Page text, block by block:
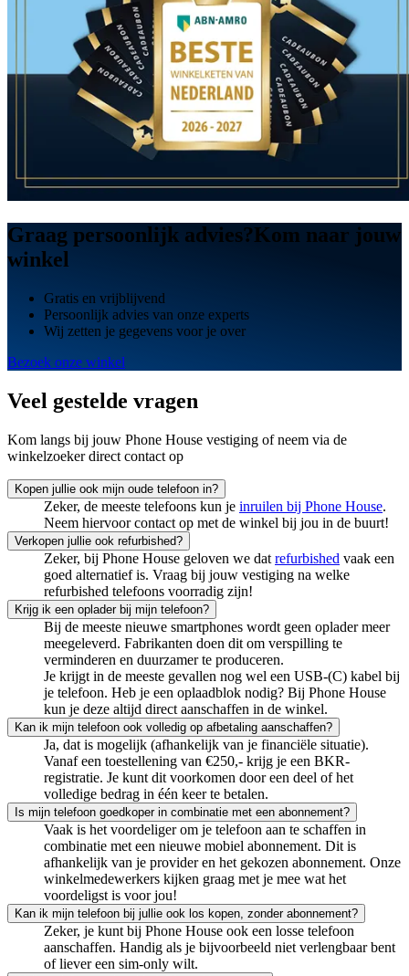
Graag persoonlijk advies?Kom naar jouw
winkel
Gratis en vrijblijvend
Persoonlijk advies van onze experts
Wij zetten je gegevens voor je over
Bezoek onze winkel
Veel gestelde vragen
Kom langs bij jouw Phone House vestiging of neem via de
winkelzoeker direct contact op
Kopen jullie ook mijn oude telefoon in?
Zeker, de meeste telefoons kun je inruilen bij Phone House.
Neem hiervoor contact op met de winkel bij jou in de buurt!
Verkopen jullie ook refurbished?
Zeker, bij Phone House geloven we dat refurbished vaak een
goed alternatief is. Vraag bij jouw vestiging na welke
refurbished telefoons voorradig zijn!
Krijg ik een oplader bij mijn telefoon?
Bij de meeste nieuwe smartphones wordt geen oplader meer
meegeleverd. Fabrikanten doen dit om verspilling te
verminderen en duurzamer te produceren.
Je krijgt in de meeste gevallen nog wel een USB‑(C) kabel bij
je telefoon. Heb je een oplaadblok nodig? Bij Phone House
kun je deze altijd direct aanschaffen in de winkel.
Kan ik mijn telefoon ook volledig op afbetaling aanschaffen?
Ja, dat is mogelijk (afhankelijk van je financiële situatie).
Vanaf een toestellening van €250,- krijg je een BKR-
registratie. Je kunt dit voorkomen door een deel of het
volledige bedrag in één keer te betalen.
Is mijn telefoon goedkoper in combinatie met een abonnement?
Vaak is het voordeliger om je telefoon aan te schaffen in
combinatie met een nieuwe mobiel abonnement. Dit is
afhankelijk van je provider en het gekozen abonnement. Onze
winkelmedewerkers kijken graag met je mee wat het
voordeligst is voor jou!
Kan ik mijn telefoon bij jullie ook los kopen, zonder abonnement?
Zeker, je kunt bij Phone House ook een losse telefoon
aanschaffen. Handig als je bijvoorbeeld niet verlengbaar bent
of liever een sim-only wilt.